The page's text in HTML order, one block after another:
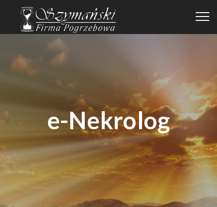
e-Nekrolog